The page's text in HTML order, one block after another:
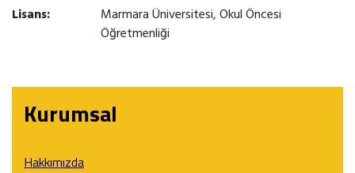
Lisans:
Marmara Üniversitesi, Okul Öncesi
Öğretmenliği
Kurumsal
Hakkımızda